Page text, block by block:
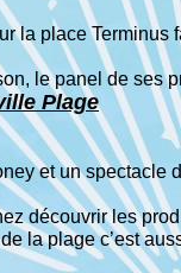
la place Terminus
le panel de ses
Plage
et un
découvrir les
la plage c’est